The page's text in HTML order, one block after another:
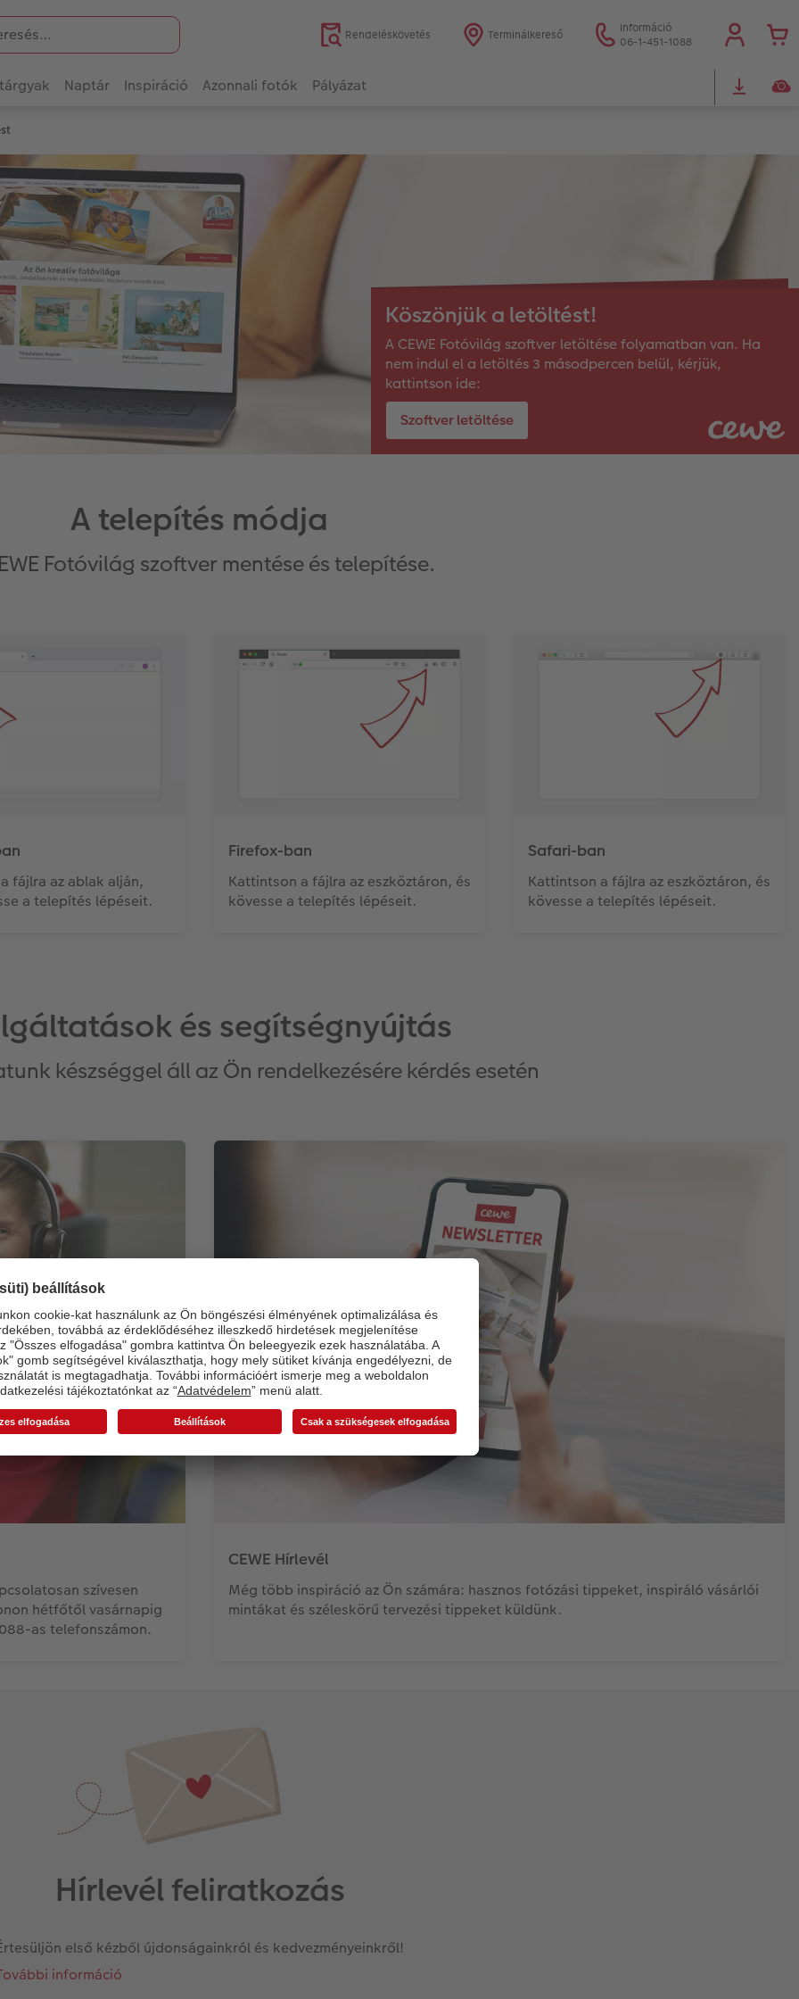
Rendeléskövetés Terminálkereső
Információ
06-1-451-1088
Naptár Inspiráció Azonnali fotók Pályázat
Köszönjük a letöltést!
A CEWE Fotóvilág szoftver letöltése folyamatban van. Ha
nem indul el a letöltés 3 másodpercen belül, kérjük,
kattintson ide:
Szoftver letöltése
A telepítés módja
Fotóvilág szoftver mentése és telepítése.
fájlra az ablak alján,
a telepítés lépéseit.
Firefox-ban
Kattintson a fájlra az eszköztáron, és
kövesse a telepítés lépéseit.
Safari-ban
Kattintson a fájlra az eszköztáron, és
kövesse a telepítés lépéseit.
és segítségnyújtás
készséggel áll az Ön rendelkezésére kérdés esetén
szívesen
hétfőtől vasárnapig
as telefonszámon.
CEWE Hírlevél
Még több inspiráció az Ön számára: hasznos fotózási tippeket, inspiráló vásárlói
mintákat és széleskörű tervezési tippeket küldünk.
Hírlevél feliratkozás
első kézből újdonságainkról és kedvezményeinkről!
információ